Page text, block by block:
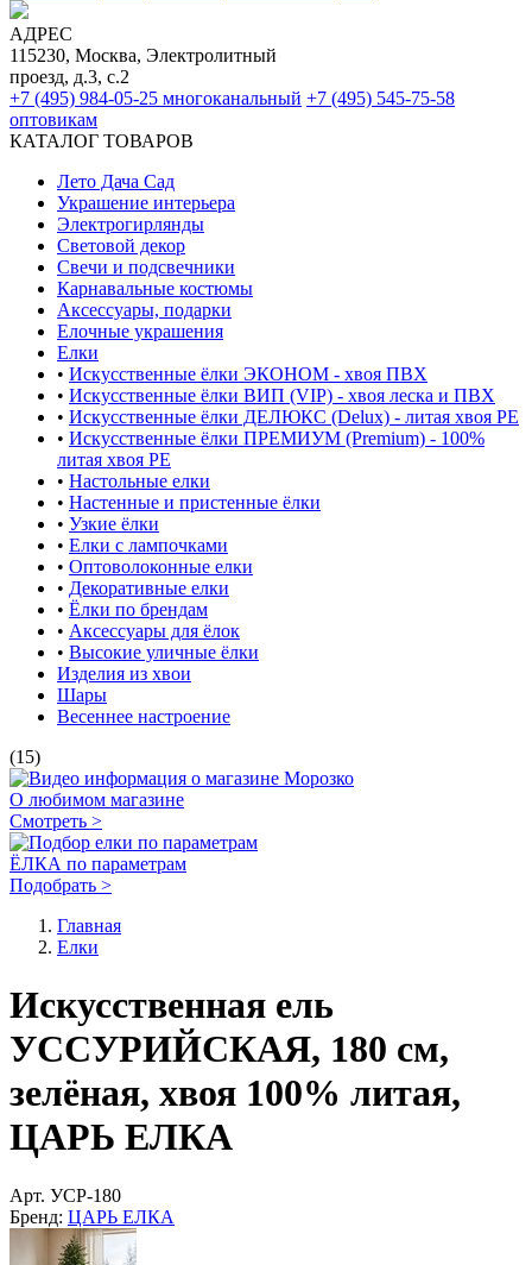
АДРЕС
115230, Москва, Электролитный
проезд, д.3, с.2
+7 (495) 984-05-25 многоканальный +7 (495) 545-75-58
оптовикам
КАТАЛОГ ТОВАРОВ
Лето Дача Сад
Украшение интерьера
Электро­гирлянды
Световой декор
Свечи и подсвечники
Карнавальные костюмы
Аксессуары, подарки
Елочные украшения
Елки
• Искусственные ёлки ЭКОНОМ - хвоя ПВХ
• Искусственные ёлки ВИП (VIP) - хвоя леска и ПВХ
• Искусственные ёлки ДЕЛЮКС (Delux) - литая хвоя РЕ
• Искусственные ёлки ПРЕМИУМ (Premium) - 100%
литая хвоя РЕ
• Настольные елки
• Настенные и пристенные ёлки
• Узкие ёлки
• Елки с лампочками
• Оптоволоконные елки
• Декоративные елки
• Ёлки по брендам
• Аксессуары для ёлок
• Высокие уличные ёлки
Изделия из хвои
Шары
Весеннее настроение
(15)
О любимом магазине
Смотреть >
ЁЛКА по параметрам
Подобрать >
Главная
Елки
Искусственная ель
УССУРИЙСКАЯ, 180 см,
зелёная, хвоя 100% литая,
ЦАРЬ ЕЛКА
Арт. УСР-180
Бренд: ЦАРЬ ЕЛКА